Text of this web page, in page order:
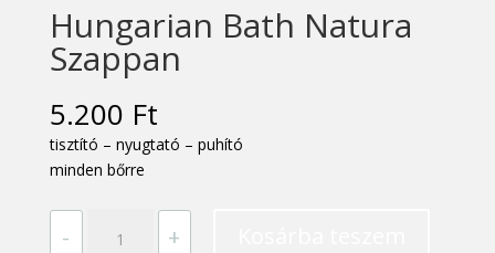
Hungarian Bath Natura
Szappan
5.200 Ft
tisztító – nyugtató – puhító
minden bőrre
- +